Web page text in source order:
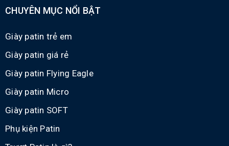
CHUYÊN MỤC NỔI BẬT
Giày patin trẻ em
Giày patin giá rẻ
Giày patin Flying Eagle
Giày patin Micro
Giày patin SOFT
Phụ kiện Patin